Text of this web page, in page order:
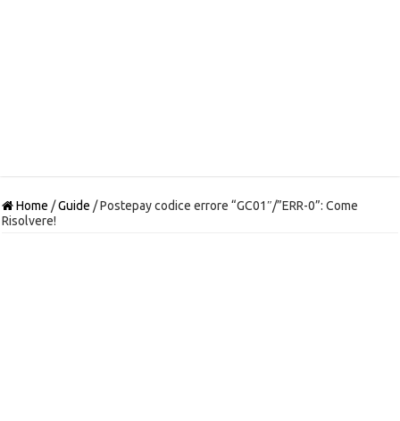
Home /Guide /Postepay codice errore “GC01″/”ERR-0”: Come
Risolvere!